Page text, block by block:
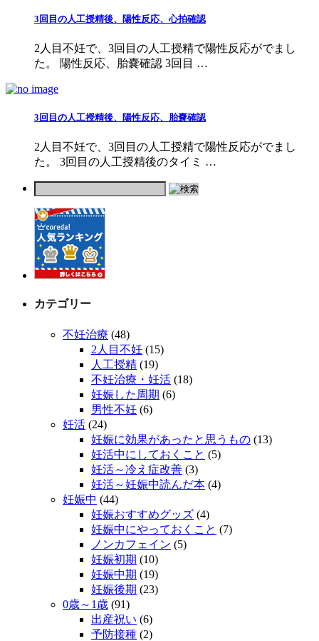
3回目の人工授精後、陽性反応、心拍確認
2人目不妊で、3回目の人工授精で陽性反応がでまし
た。 陽性反応、胎嚢確認 3回目 …
3回目の人工授精後、陽性反応、胎嚢確認
2人目不妊で、3回目の人工授精で陽性反応がでまし
た。 3回目の人工授精後のタイミ …
カテゴリー
不妊治療 (48)
2人目不妊 (15)
人工授精 (19)
不妊治療・妊活 (18)
妊娠した周期 (6)
男性不妊 (6)
妊活 (24)
妊娠に効果があったと思うもの (13)
妊活中にしておくこと (5)
妊活～冷え症改善 (3)
妊活～妊娠中読んだ本 (4)
妊娠中 (44)
妊娠おすすめグッズ (4)
妊娠中にやっておくこと (7)
ノンカフェイン (5)
妊娠初期 (10)
妊娠中期 (19)
妊娠後期 (23)
0歳～1歳 (91)
出産祝い (6)
予防接種 (2)